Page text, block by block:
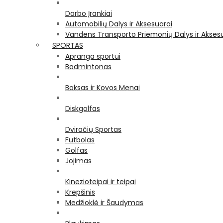
Darbo Įrankiai
Automobilių Dalys ir Aksesuarai
Vandens Transporto Priemonių Dalys ir
SPORTAS
Apranga sportui
Badmintonas
Boksas ir Kovos Menai
Diskgolfas
Dviračių Sportas
Futbolas
Golfas
Jojimas
Kinezioteipai ir teipai
Krepšinis
Medžioklė ir Šaudymas